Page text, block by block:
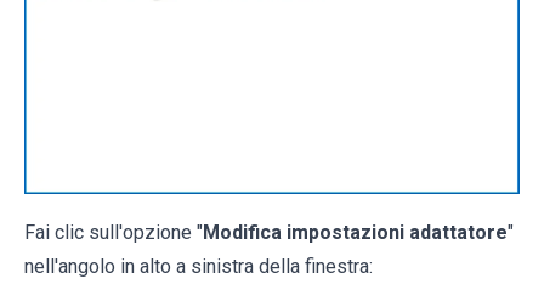
Fai clic sull'opzione "Modifica impostazioni adattatore"
nell'angolo in alto a sinistra della finestra: